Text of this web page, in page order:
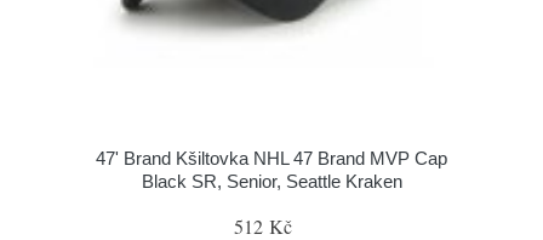
47' Brand Kšiltovka NHL 47 Brand MVP Cap
Black SR, Senior, Seattle Kraken
512 Kč